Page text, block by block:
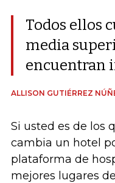
Todos ellos
media
encuentran
ALLISON GUTIÉRREZ
Si usted es de los
cambia un hotel
plataforma de
mejores lugares